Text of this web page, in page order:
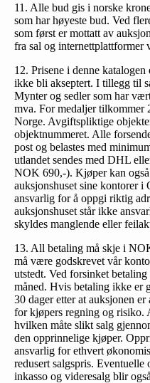
11. Alle bud gis i norske
som har høyeste bud. Ved
som først er mottatt av
fra sal og
12. Prisene i denne
ikke bli akseptert. I tillegg til
Mynter og sedler som har
mva. For medaljer tilkommer
Norge. Avgiftspliktige
objektnummeret. Alle
post og belastes med
utlandet sendes med DHL
NOK 690,-). Kjøper kan
auksjonshuset sine kontorer i
ansvarlig for å oppgi riktig
auksjonshuset står ikke
skyldes manglende eller
13. All betaling må skje i
må være godskrevet vår
utstedt. Ved forsinket
måned. Hvis betaling ikke er
30 dager etter at auksjonen
for kjøpers regning og risiko.
hvilken måte slikt salg
den opprinnelige kjøper.
ansvarlig for ethvert
redusert salgspris.
inkasso og videresalg blir